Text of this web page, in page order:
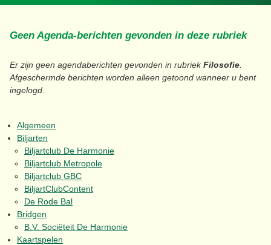
Geen Agenda-berichten gevonden in deze rubriek
Er zijn geen agendaberichten gevonden in rubriekFilosofie
Afgeschermde berichten worden alleen getoond wanneer u bent
ingelogd.
Algemeen
Biljarten
Biljartclub De Harmonie
Biljartclub Metropole
Biljartclub GBC
BiljartClubContent
De Rode Bal
Bridgen
B.V. Sociëteit De Harmonie
Kaartspelen